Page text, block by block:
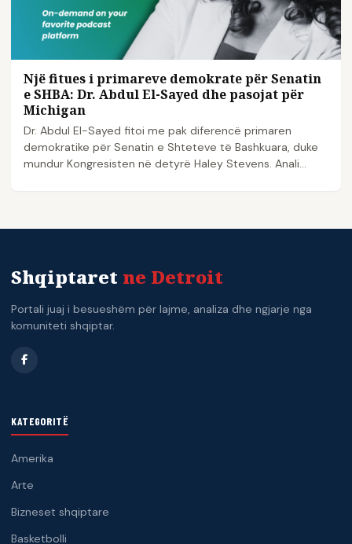
Një fitues i primareve demokrate për Senatin
e SHBA: Dr. Abdul El-Sayed dhe pasojat për
Michigan
Dr. Abdul El-Sayed fitoi me pak diferencë primaren
demokratike për Senatin e Shteteve të Bashkuara, duke
mundur Kongresisten në detyrë Haley Stevens. Anali...
Shqiptaret ne Detroit
Portali juaj i besueshëm për lajme, analiza dhe ngjarje nga
komuniteti shqiptar.
KATEGORITË
Amerika
Arte
Bizneset shqiptare
Basketbolli